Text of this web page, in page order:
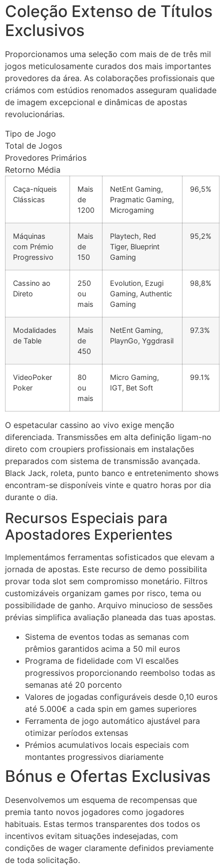
panel
panel
panel
panel
Panel
Panel
oku
Panel
Panel
panel
Oku
panel
panel
panel
Hacklink
satın al
panel
panel
panel
panel
panel
panel
panel
panel
panel
panel
panel
panel
panel
panel
Coleção Extenso de Títulos
Exclusivos
Proporcionamos uma seleção com mais de de três mil
jogos meticulosamente curados dos mais importantes
provedores da área. As colaborações profissionais que
criámos com estúdios renomados asseguram qualidade
de imagem excepcional e dinâmicas de apostas
revolucionárias.
Tipo de Jogo
Total de Jogos
Provedores Primários
Retorno Média
Caça-níqueis
Clássicas
Mais
de
1200
NetEnt Gaming,
Pragmatic Gaming,
Microgaming
96,5%
Máquinas
com Prémio
Progressivo
Mais
de
150
Playtech, Red
Tiger, Blueprint
Gaming
95,2%
Cassino ao
Direto
250
ou
mais
Evolution, Ezugi
Gaming, Authentic
Gaming
98,8%
Modalidades
de Table
Mais
de
450
NetEnt Gaming,
PlaynGo, Yggdrasil
97.3%
VideoPoker
Poker
80
ou
mais
Micro Gaming,
IGT, Bet Soft
99.1%
O espetacular cassino ao vivo exige menção
diferenciada. Transmissões em alta definição ligam-no
direto com croupiers profissionais em instalações
preparados com sistema de transmissão avançada.
Black Jack, roleta, punto banco e entretenimento shows
encontram-se disponíveis vinte e quatro horas por dia
durante o dia.
Recursos Especiais para
Apostadores Experientes
Implementámos ferramentas sofisticados que elevam a
jornada de apostas. Este recurso de demo possibilita
provar toda slot sem compromisso monetário. Filtros
customizáveis organizam games por risco, tema ou
possibilidade de ganho. Arquivo minucioso de sessões
prévias simplifica avaliação planeada das tuas apostas.
Sistema de eventos todas as semanas com
prêmios garantidos acima a 50 mil euros
Programa de fidelidade com VI escalões
progressivos proporcionando reembolso todas as
semanas até 20 porcento
Valores de jogadas configuráveis desde 0,10 euros
até 5.000€ a cada spin em games superiores
Ferramenta de jogo automático ajustável para
otimizar períodos extensas
Prémios acumulativos locais especiais com
montantes progressivos diariamente
Bónus e Ofertas Exclusivas
Desenvolvemos um esquema de recompensas que
premia tanto novos jogadores como jogadores
habituais. Estas termos transparentes dos todos os
incentivos evitam situações indesejadas, com
condições de wager claramente definidos previamente
de toda solicitação.